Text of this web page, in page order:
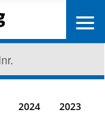
2024 2023
≡